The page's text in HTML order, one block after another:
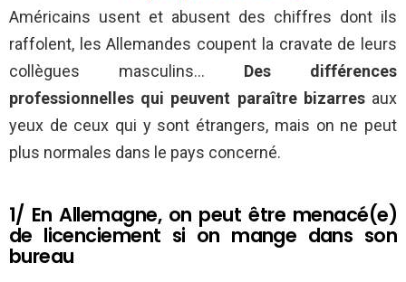
Américains usent et abusent des chiffres dont ils
raffolent, les Allemandes coupent la cravate de leurs
collègues masculins… Des différences
professionnelles qui peuvent paraître bizarresaux
yeux de ceux qui y sont étrangers, mais on ne peut
plus normales dans le pays concerné.
1/ En Allemagne, on peut être menacé(e)
de licenciement si on mange dans son
bureau